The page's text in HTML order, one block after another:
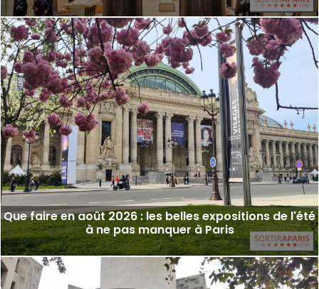
Que faire en août 2026 : les belles expositions de l'été
à ne pas manquer à Paris